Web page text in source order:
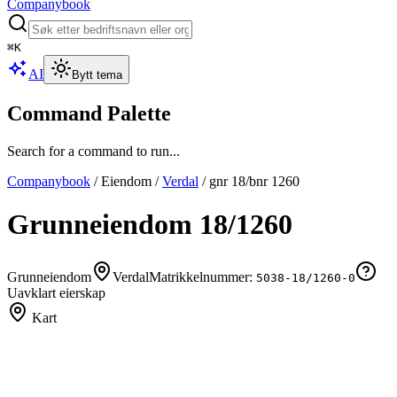
Companybook
⌘K
AI Bytt tema
Command Palette
Search for a command to run...
Companybook /Eiendom /Verdal / gnr 18/bnr 1260
Grunneiendom 18/1260
Grunneiendom VerdalMatrikkelnummer: 5038-18/1260-0
Uavklart eierskap
Kart